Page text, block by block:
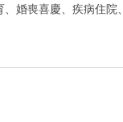
婚喪喜慶、疾病住院、